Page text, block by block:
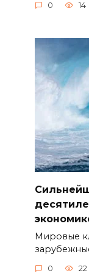
0 14
Мировые
0 22